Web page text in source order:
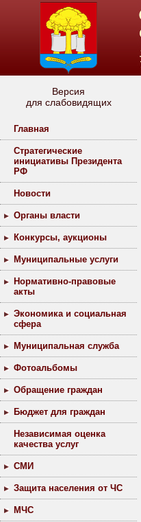
Версия
для слабовидящих
Главная
Стратегические
инициативы Президента
РФ
Новости
Органы власти
Конкурсы, аукционы
Муниципальные услуги
Нормативно-правовые
акты
Экономика и социальная
сфера
Муниципальная служба
Фотоальбомы
Обращение граждан
Бюджет для граждан
Независимая оценка
качества услуг
СМИ
Защита населения от ЧС
МЧС